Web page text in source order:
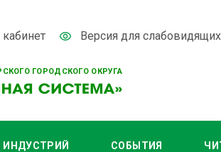
ГОРОДСКОГО ОКРУГА
Версия для слабовидящих
ИНДУСТРИЙ СОБЫТИЯ